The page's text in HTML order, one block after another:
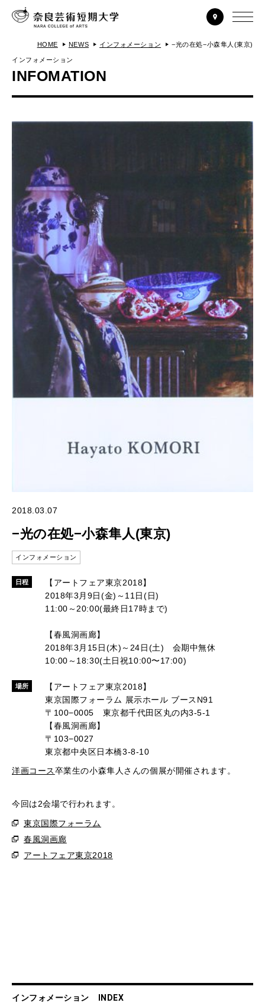
HOME NEWS インフォメーション −光の在処−小森隼人(東京)
インフォメーション
INFOMATION
2018.03.07
−光の在処−小森隼人(東京)
インフォメーション
日程
【アートフェア東京2018】
2018年3月9日(金)～11日(日)
11:00～20:00(最終日17時まで)
【春風洞画廊】
2018年3月15日(木)～24日(土) 会期中無休
10:00～18:30(土日祝10:00〜17:00)
場所
【アートフェア東京2018】
東京国際フォーラム 展示ホール ブースN91
〒100−0005 東京都千代田区丸の内3-5-1
【春風洞画廊】
〒103−0027
東京都中央区日本橋3-8-10
洋画コース卒業生の小森隼人さんの個展が開催されます。
今回は2会場で行われます。
東京国際フォーラム
春風洞画廊
アートフェア東京2018
インフォメーション INDEX